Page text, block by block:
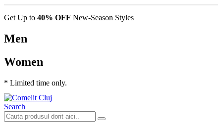
Get Up to 40% OFF New-Season Styles
Men
Women
* Limited time only.
Search